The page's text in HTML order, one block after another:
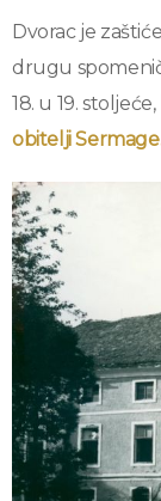
Dvorac je
drugu
18. u 19.
obitelji